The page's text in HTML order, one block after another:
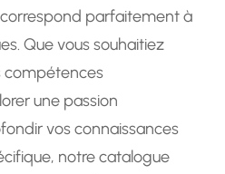
parfaitement à
Que vous souhaitiez
compétences
une passion
vos connaissances
notre catalogue